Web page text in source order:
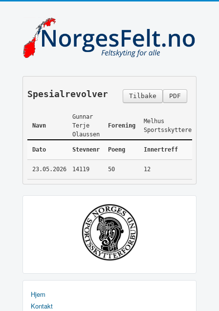
PDF
Tilbake
Spesialrevolver
Navn
Gunnar
Terje
Olaussen
Forening
Melhus
Sportsskyttere
Dato Stevnenr Poeng Innertreff
23.05.2026 14119 50 12
Hjem
Kontakt